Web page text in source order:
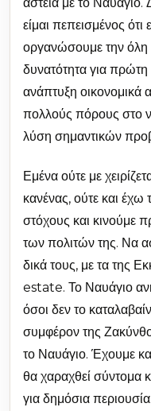
είμαι πεπεισμένος
οργανώσουμε την
δυνατότητα για
ανάπτυξη οικονομικά
πολλούς πόρους στο
λύση σημαντικών
Εμένα ούτε με
κανένας, ούτε και έχω
στόχους και κινούμε
των πολιτών της. Να
δικά τους, με τα της
estate. Το Ναυάγιο
όσοι δεν το
συμφέρον της
το Ναυάγιο. Έχουμε
θα χαραχθεί σύντομα
για δημόσια